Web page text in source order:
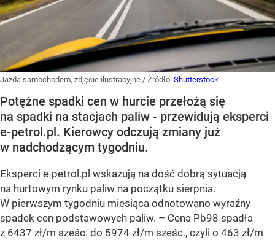
Jazda samochodem, zdjęcie ilustracyjne / Źródło: Shutterstock
Potężne spadki cen w hurcie przełożą się
na spadki na stacjach paliw - przewidują eksperci
e-petrol.pl. Kierowcy odczują zmiany już
w nadchodzącym tygodniu.
Eksperci e-petrol.pl wskazują na dość dobrą sytuacją
na hurtowym rynku paliw na początku sierpnia.
W pierwszym tygodniu miesiąca odnotowano wyraźny
spadek cen podstawowych paliw. – Cena Pb98 spadła
z 6437 zł/m sześc. do 5974 zł/m sześc., czyli o 463 zł/m